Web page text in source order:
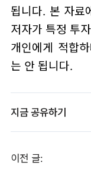
됩니다. 본 자료
저자가 특정 투
개인에게 적합
는 안 됩니다.
지금 공유하기
이전 글: